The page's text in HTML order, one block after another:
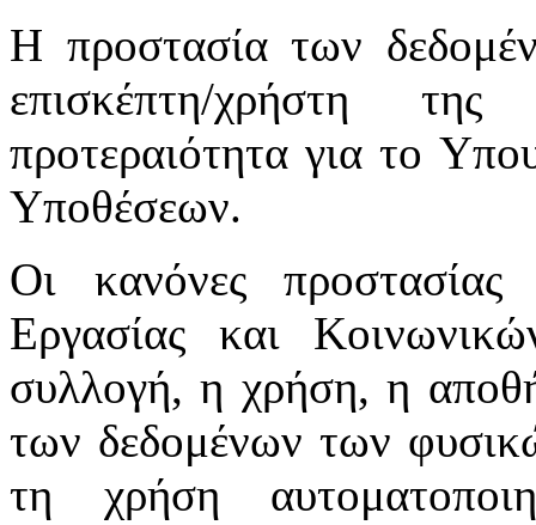
H προστασία των
επισκέπτη/χρήστη
προτεραιότητα για το
Υποθέσεων.
Οι κανόνες
Εργασίας και
συλλογή, η χρήση, η
των δεδομένων των
τη χρήση